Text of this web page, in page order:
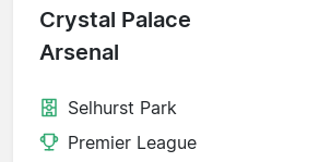
Crystal Palace
Arsenal
Selhurst Park
Premier League